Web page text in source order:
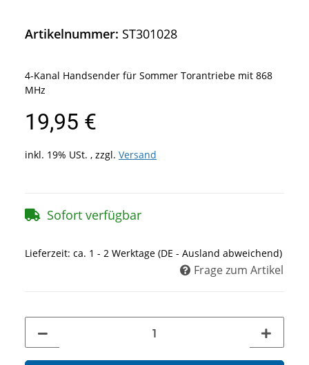
Artikelnummer: ST301028
4-Kanal Handsender für Sommer Torantriebe mit 868
MHz
19,95 €
inkl. 19% USt. , zzgl. Versand
Sofort verfügbar
Lieferzeit: ca. 1 - 2 Werktage (DE - Ausland abweichend)
Frage zum Artikel